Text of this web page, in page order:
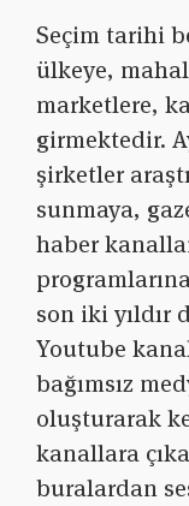
Seçim tarihi
ülkeye,
marketlere,
girmektedir.
şirketler
sunmaya,
haber
son iki yıldır
Youtube
bağımsız
oluşturarak
kanallara
buralardan